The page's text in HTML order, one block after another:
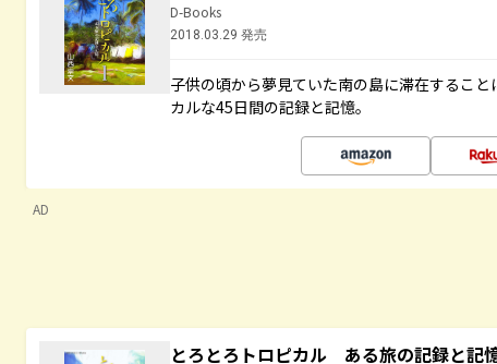
D-Books
2018.03.29 発売
子供の頃から夢見ていた南の島に滞在するこ
カルな45日間の記録と記憶。
AD
とろとろトロピカル ある旅の記録と